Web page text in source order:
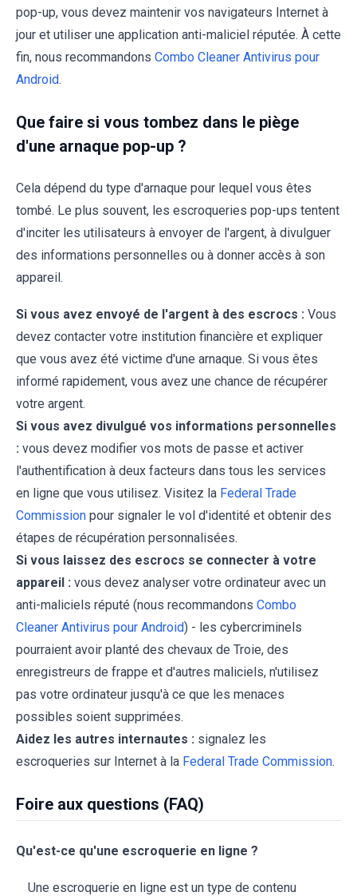
pop-up, vous devez maintenir vos navigateurs Internet à
jour et utiliser une application anti-maliciel réputée. À cette
fin, nous recommandons Combo Cleaner Antivirus pour
Android.
Que faire si vous tombez dans le piège
d'une arnaque pop-up ?
Cela dépend du type d'arnaque pour lequel vous êtes
tombé. Le plus souvent, les escroqueries pop-ups tentent
d'inciter les utilisateurs à envoyer de l'argent, à divulguer
des informations personnelles ou à donner accès à son
appareil.
Si vous avez envoyé de l'argent à des escrocs : Vous
devez contacter votre institution financière et expliquer
que vous avez été victime d'une arnaque. Si vous êtes
informé rapidement, vous avez une chance de récupérer
votre argent.
Si vous avez divulgué vos informations personnelles
: vous devez modifier vos mots de passe et activer
l'authentification à deux facteurs dans tous les services
en ligne que vous utilisez. Visitez la Federal Trade
Commission pour signaler le vol d'identité et obtenir des
étapes de récupération personnalisées.
Si vous laissez des escrocs se connecter à votre
appareil : vous devez analyser votre ordinateur avec un
anti-maliciels réputé (nous recommandons Combo
Cleaner Antivirus pour Android) - les cybercriminels
pourraient avoir planté des chevaux de Troie, des
enregistreurs de frappe et d'autres maliciels, n'utilisez
pas votre ordinateur jusqu'à ce que les menaces
possibles soient supprimées.
Aidez les autres internautes : signalez les
escroqueries sur Internet à la Federal Trade Commission.
Foire aux questions (FAQ)
Qu'est-ce qu'une escroquerie en ligne ?
Une escroquerie en ligne est un type de contenu